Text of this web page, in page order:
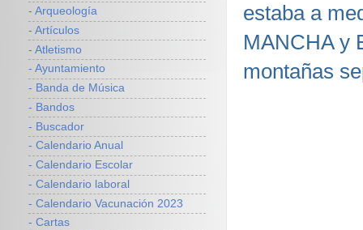
estaba a
MANCHA y
montañas
- Arqueología
- Artículos
- Atletismo
- Ayuntamiento
- Banda de Música
- Bandos
- Buscador
- Calendario Anual
- Calendario Escolar
- Calendario laboral
- Calendario Vacunación 2023
- Cartas